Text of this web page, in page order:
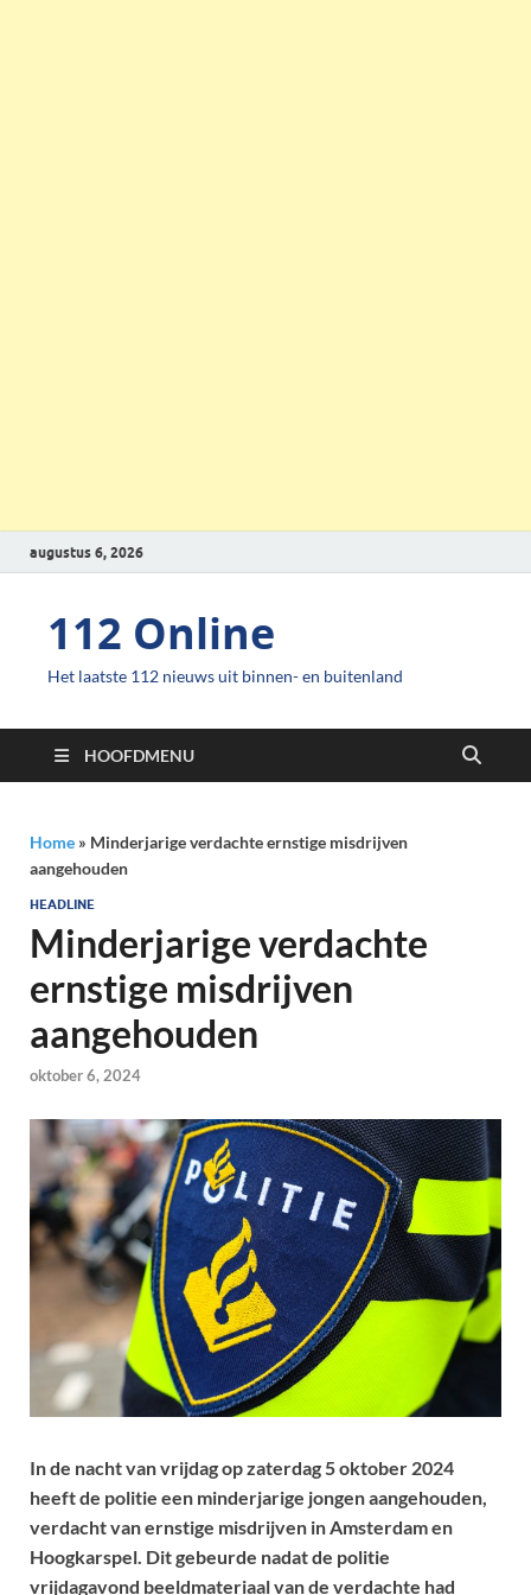
augustus 6, 2026
112 Online
Het laatste 112 nieuws uit binnen- en buitenland
HOOFDMENU
Home » Minderjarige verdachte ernstige misdrijven
aangehouden
HEADLINE
Minderjarige verdachte
ernstige misdrijven
aangehouden
oktober 6, 2024
In de nacht van vrijdag op zaterdag 5 oktober 2024
heeft de politie een minderjarige jongen aangehouden,
verdacht van ernstige misdrijven in Amsterdam en
Hoogkarspel. Dit gebeurde nadat de politie
vrijdagavond beeldmateriaal van de verdachte had